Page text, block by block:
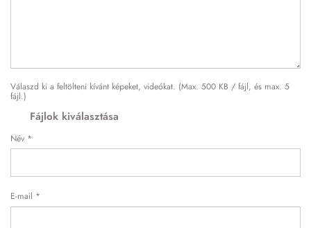
Válaszd ki a feltölteni kívánt képeket, videókat. (Max. 500 KB / fájl, és max. 5
fájl.)
Fájlok kiválasztása
Név *
E-mail *